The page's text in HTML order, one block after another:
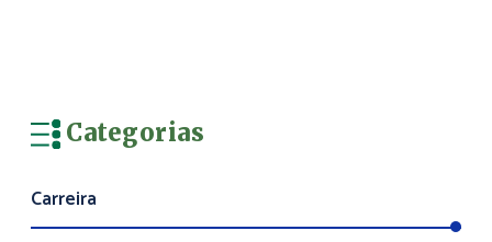
Categorias
Carreira